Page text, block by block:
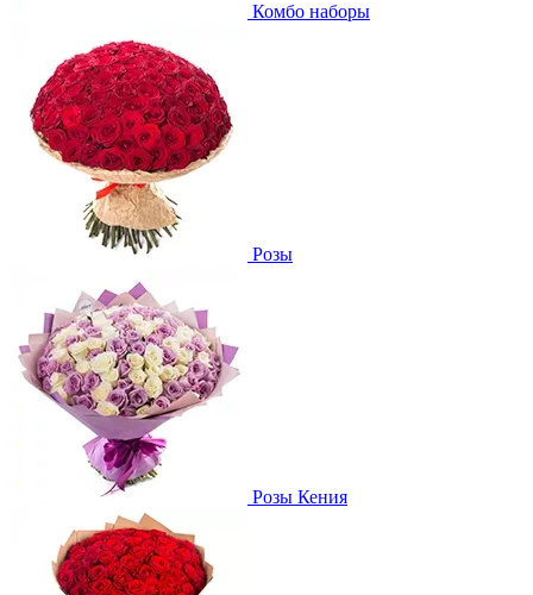
Комбо наборы
Розы
Розы Кения